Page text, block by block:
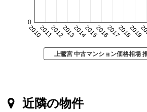
2010201120122013201420152016201720182019
0
上鷺宮 中古マンション価格相場
近隣の物件